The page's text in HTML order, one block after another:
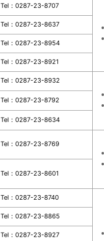
Tel：0287-23-8707
Tel：0287-23-8637
Tel：0287-23-8954
Tel：0287-23-8921
Tel：0287-23-8932
Tel：0287-23-8792
Tel：0287-23-8634
Tel：0287-23-8769
Tel：0287-23-8601
Tel：0287-23-8740
Tel：0287-23-8865
Tel：0287-23-8927